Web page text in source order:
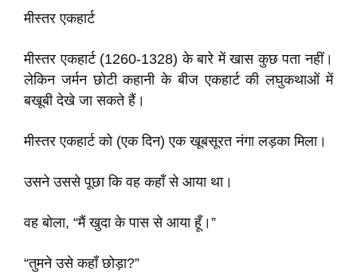
मीस्तर एकहार्ट
मीस्तर एकहार्ट (1260-1328) के बारे में खास कुछ पता नहीं।
लेकिन जर्मन छोटी कहानी के बीज एकहार्ट की लघुकथाओं में
बखूबी देखे जा सकते हैं।
मीस्तर एकहार्ट को (एक दिन) एक खूबसूरत नंगा लड़का मिला।
उसने उससे पूछा कि वह कहाँ से आया था।
वह बोला, “मैं खुदा के पास से आया हूँ।”
“तुमने उसे कहाँ छोड़ा?”